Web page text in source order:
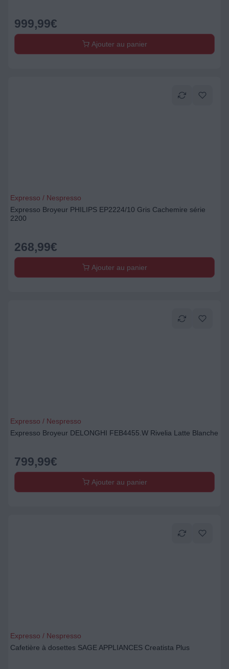
999,99€
Ajouter au panier
Expresso / Nespresso
Expresso Broyeur PHILIPS EP2224/10 Gris Cachemire série
2200
268,99€
Ajouter au panier
Expresso / Nespresso
Expresso Broyeur DELONGHI FEB4455.W Rivelia Latte Blanche
799,99€
Ajouter au panier
Expresso / Nespresso
Cafetière à dosettes SAGE APPLIANCES Creatista Plus